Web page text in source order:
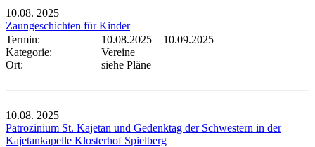
10.08. 2025
Zaungeschichten für Kinder
Termin:
10.08.2025 – 10.09.2025
Kategorie:
Vereine
Ort:
siehe Pläne
10.08. 2025
Patrozinium St. Kajetan und Gedenktag der Schwestern in der
Kajetankapelle Klosterhof Spielberg